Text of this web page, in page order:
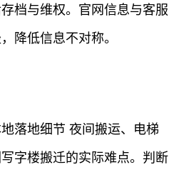
档与维权。官网信息与客服
降低信息不对称。
落地细节 夜间搬运、电梯
字楼搬迁的实际难点。判断